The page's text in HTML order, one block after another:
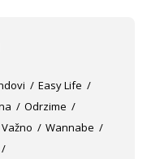
Easy Life
Odrzime
Važno
Wannabe